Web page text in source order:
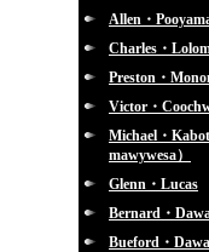
Allen・
Charles・
Preston・
Victor・
Michael・
mawywesa）
Glenn・Lucas
Bernard・
Bueford・